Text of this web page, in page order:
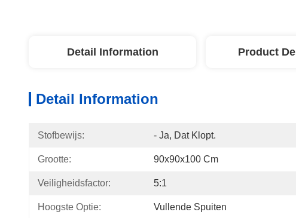
Detail Information Product
Detail Information
Stofbewijs: - Ja, Dat Klopt.
Grootte: 90x90x100 Cm
Veiligheidsfactor: 5:1
Hoogste Optie: Vullende Spuiten